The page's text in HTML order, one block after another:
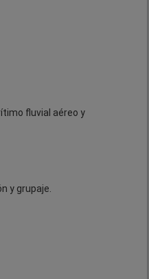
fluvial aéreo y
y grupaje.